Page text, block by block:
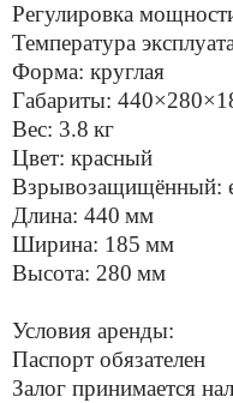
Регулировка
Температура
Форма: круглая
Габариты:
Вес: 3.8 кг
Цвет: красный
Взрывозащищённый:
Длина: 440 мм
Ширина: 185 мм
Высота: 280 мм
Условия аренды:
Паспорт обязателен
Залог принимается